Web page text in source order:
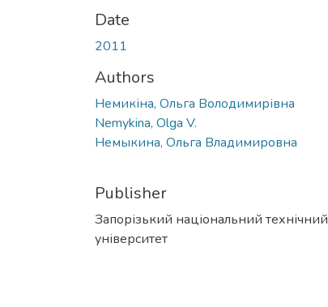
Date
2011
Authors
Немикіна, Ольга Володимирівна
Nemykina, Olga V.
Немыкина, Ольга Владимировна
Publisher
Запорізький національний технічний
університет